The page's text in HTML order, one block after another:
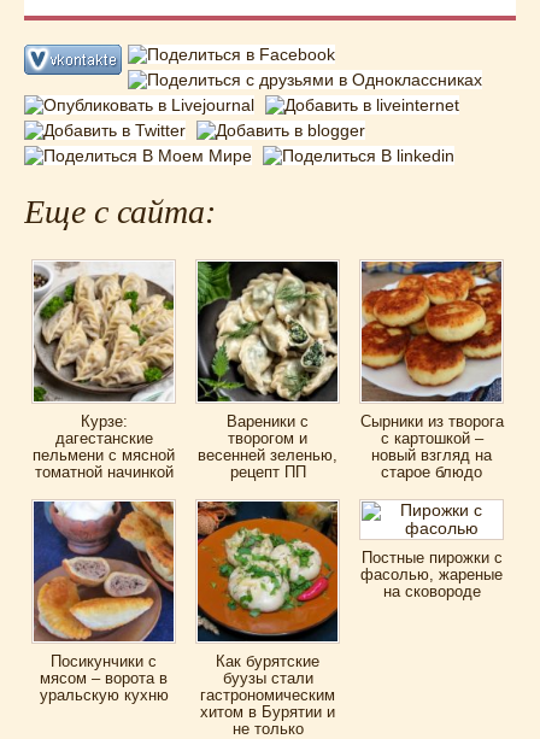
Еще с сайта:
Курзе:
дагестанские
пельмени с мясной
томатной начинкой
Вареники с
творогом и
весенней зеленью,
рецепт ПП
Сырники из творога
с картошкой –
новый взгляд на
старое блюдо
Посикунчики с
мясом – ворота в
уральскую кухню
Как бурятские
буузы стали
гастрономическим
хитом в Бурятии и
не только
Постные пирожки с
фасолью, жареные
на сковороде